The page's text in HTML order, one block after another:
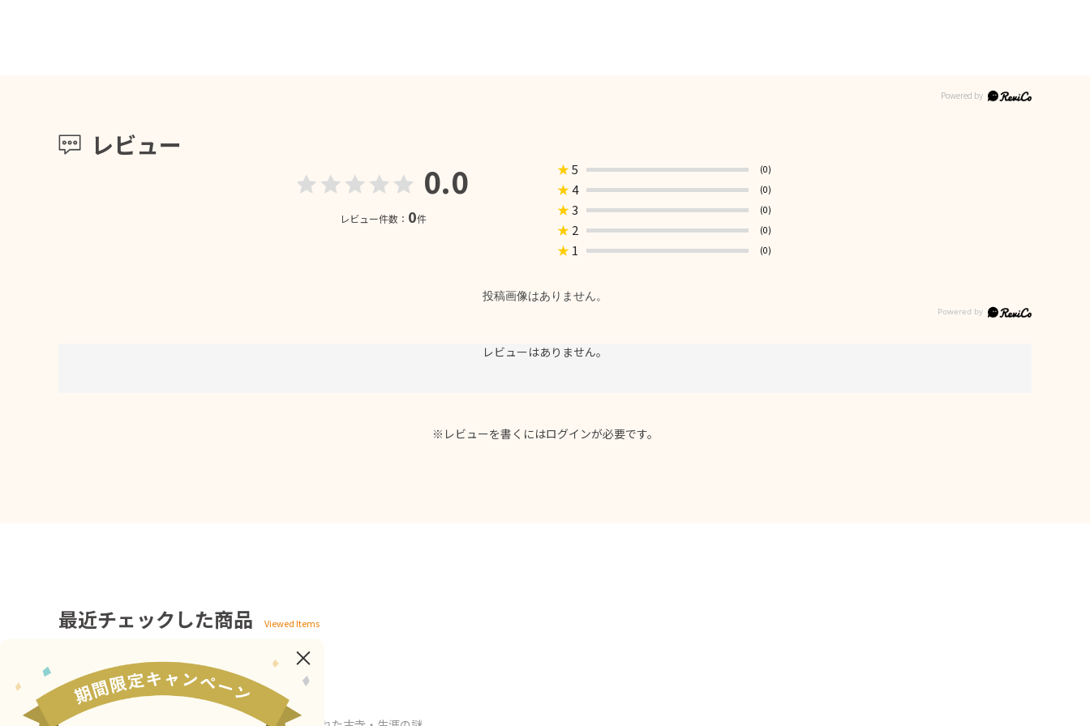
レビュー
0.0
レビュー件数： 0件
★5 (0)
★4 (0)
★3 (0)
★ 2 (0)
★ 1 (0)
投稿画像はありません。
レビューはありません。
※レビューを書くにはログインが必要です。
最近チェックした商品